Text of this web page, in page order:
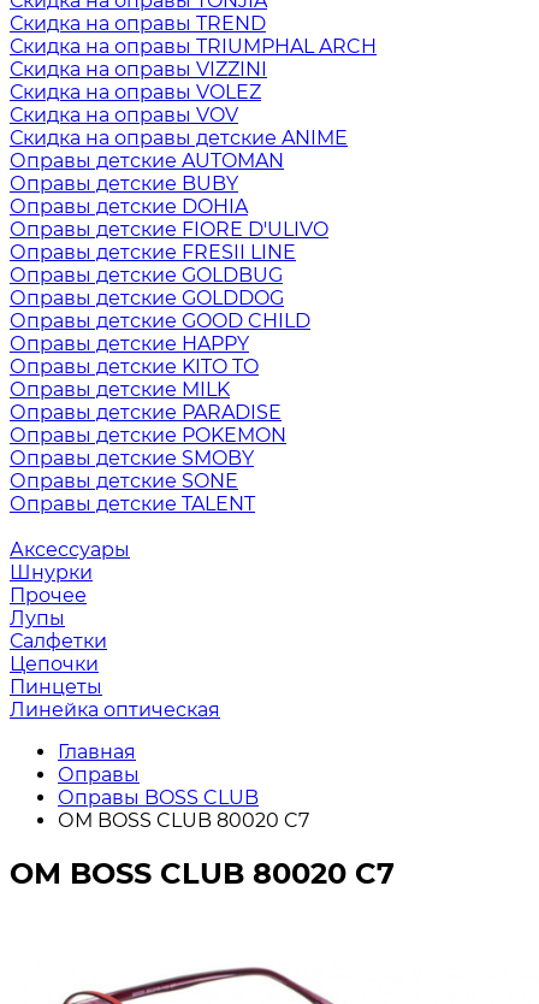
Скидка на оправы TREND
Скидка на оправы TRIUMPHAL ARCH
Скидка на оправы VIZZINI
Скидка на оправы VOLEZ
Скидка на оправы VOV
Скидка на оправы детские ANIME
Оправы детские AUTOMAN
Оправы детские BUBY
Оправы детские DOHIA
Оправы детские FIORE D'ULIVO
Оправы детские FRESII LINE
Оправы детские GOLDBUG
Оправы детские GOLDDOG
Оправы детские GOOD CHILD
Оправы детские HAPPY
Оправы детские KITO TO
Оправы детские MILK
Оправы детские PARADISE
Оправы детские POKEMON
Оправы детские SMOBY
Оправы детские SONE
Оправы детские TALENT
Аксессуары
Шнурки
Прочее
Лупы
Салфетки
Цепочки
Пинцеты
Линейка оптическая
Главная
Оправы
Оправы BOSS CLUB
ОМ BOSS CLUB 80020 C7
ОМ BOSS CLUB 80020 C7